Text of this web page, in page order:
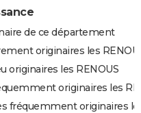
de ce département
originaires les
originaires les RENOUS
originaires les
fréquemment originaires